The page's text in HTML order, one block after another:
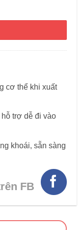
PM 200mg 120
cơ thể khi xuất
trợ dễ đi vào
khoái, sẵn sàng
FB